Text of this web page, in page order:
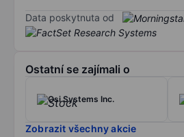
Data poskytnuta od
Ostatní se zajímali o
Osi Systems Inc.
Zobrazit všechny akcie